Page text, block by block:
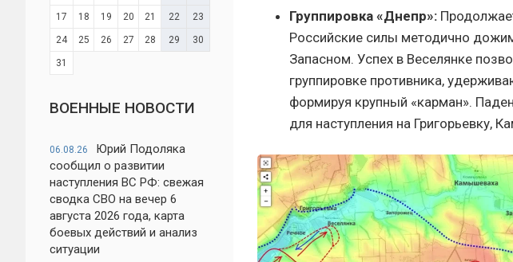
17 18 19 20 21 22 23
24 25 26 27 28 29 30
31
ВОЕННЫЕ НОВОСТИ
06.08.26
Юрий Подоляка
сообщил о развитии
наступления ВС РФ: свежая
сводка СВО на вечер 6
августа 2026 года, карта
боевых действий и анализ
ситуации
Группировка «Днепр»:
Российские силы методично
Запасном. Успех в Веселянке
группировке противника,
формируя крупный «карман».
для наступления на Григорьевку,